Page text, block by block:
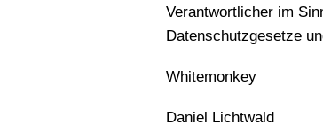
Verantwortlicher im
Datenschutzgesetze
Whitemonkey
Daniel Lichtwald